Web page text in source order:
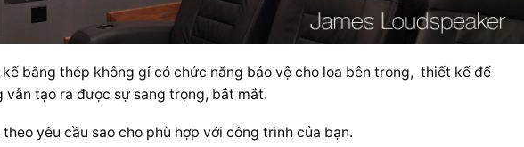
bằng thép không gỉ có chức năng bảo vệ cho loa bên trong, thiết kế để
vẫn tạo ra được sự sang trọng, bắt mắt.
yêu cầu sao cho phù hợp với công trình của bạn.